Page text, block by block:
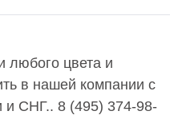
любого цвета и
в нашей компании с
и СНГ.. 8 (495) 374-98-